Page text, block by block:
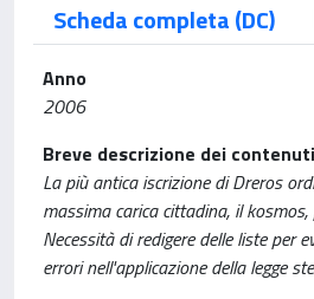
Scheda completa (DC)
Anno
2006
Breve descrizione dei
La più antica iscrizione di Dreros
massima carica cittadina, il kosmos,
Necessità di redigere delle liste per
errori nell'applicazione della legge